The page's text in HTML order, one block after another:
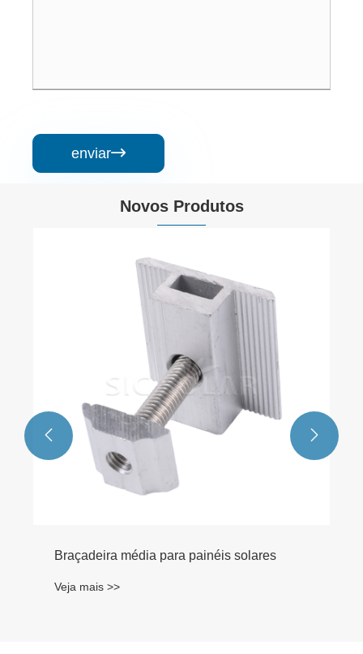
enviar
Novos Produtos
Braçadeira média para painéis solares
Veja mais >>
 